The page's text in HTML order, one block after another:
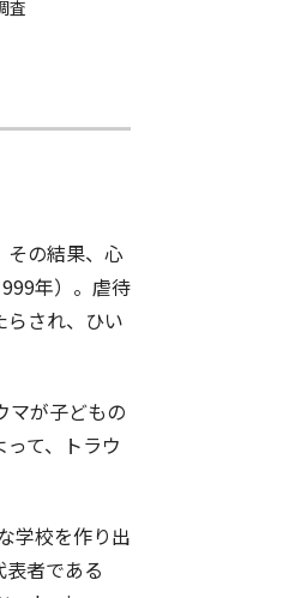
査
その結果、心
年）。虐待
らされ、ひい
マが子どもの
て、トラウ
学校を作り出
者である